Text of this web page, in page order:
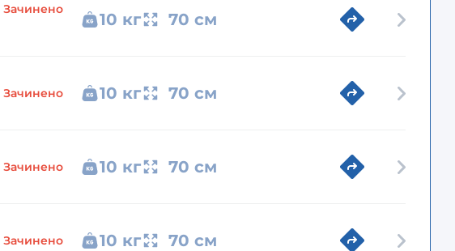
Зачинено
10 кг 70 см
Зачинено 10 кг 70 см
Зачинено 10 кг 70 см
Зачинено 10 кг 70 см